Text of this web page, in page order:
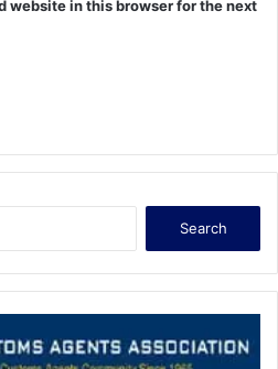
website in this browser for the next
r
c
f